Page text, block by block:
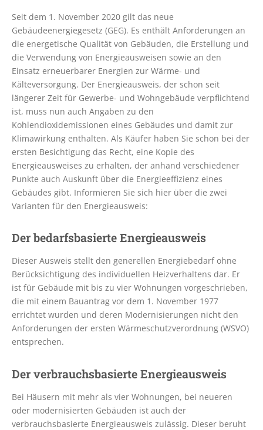
Seit dem 1. November 2020 gilt das neue
Gebäudeenergiegesetz (GEG). Es enthält Anforderungen an
die energetische Qualität von Gebäuden, die Erstellung und
die Verwendung von Energieausweisen sowie an den
Einsatz erneuerbarer Energien zur Wärme- und
Kälteversorgung. Der Energieausweis, der schon seit
längerer Zeit für Gewerbe- und Wohngebäude verpflichtend
ist, muss nun auch Angaben zu den
Kohlendioxidemissionen eines Gebäudes und damit zur
Klimawirkung enthalten. Als Käufer haben Sie schon bei der
ersten Besichtigung das Recht, eine Kopie des
Energieausweises zu erhalten, der anhand verschiedener
Punkte auch Auskunft über die Energieeffizienz eines
Gebäudes gibt. Informieren Sie sich hier über die zwei
Varianten für den Energieausweis:
Der bedarfsbasierte Energieausweis
Dieser Ausweis stellt den generellen Energiebedarf ohne
Berücksichtigung des individuellen Heizverhaltens dar. Er
ist für Gebäude mit bis zu vier Wohnungen vorgeschrieben,
die mit einem Bauantrag vor dem 1. November 1977
errichtet wurden und deren Modernisierungen nicht den
Anforderungen der ersten Wärmeschutzverordnung (WSVO)
entsprechen.
Der verbrauchsbasierte Energieausweis
Bei Häusern mit mehr als vier Wohnungen, bei neueren
oder modernisierten Gebäuden ist auch der
verbrauchsbasierte Energieausweis zulässig. Dieser beruht